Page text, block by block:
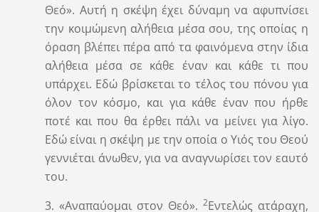
Θεό». Αυτή η σκέψη έχει δύναμη να αφυπνίσει
την κοιμώμενη αλήθεια μέσα σου, της οποίας η
όραση βλέπει πέρα από τα φαινόμενα στην ίδια
αλήθεια μέσα σε κάθε έναν και κάθε τι που
υπάρχει. Εδώ βρίσκεται το τέλος του πόνου για
όλον τον κόσμο, και για κάθε έναν που ήρθε
ποτέ και που θα έρθει πάλι να μείνει για λίγο.
Εδώ είναι η σκέψη με την οποία ο Υιός του Θεού
γεννιέται άνωθεν, για να αναγνωρίσει τον εαυτό
του.
3. «Αναπαύομαι στον Θεό».2Εντελώς ατάραχη,